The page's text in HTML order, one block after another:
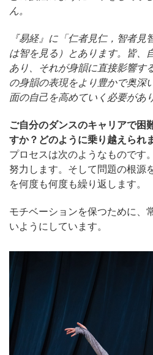
ん。
『易経』に「仁者見仁，智者
は智を見る）とあります。皆、
あり、それが身韻に直接影響す
の身韻の表現をより豊かで奥深
面の自己を高めていく必要があ
ご自分のダンスのキャリアで困
すか？どのように乗り越えられ
プロセスは次のようなものです
努力します。そして問題の根源
を何度も何度も繰り返します。
モチベーションを保つために、
いようにしています。